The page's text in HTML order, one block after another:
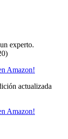
experto.
actualizada